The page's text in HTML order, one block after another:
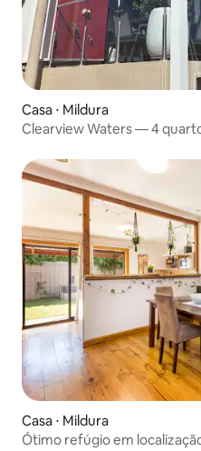
Casa ⋅ Mildura
Clearview Waters — 4
Casa ⋅ Mildura
Ótimo refúgio em